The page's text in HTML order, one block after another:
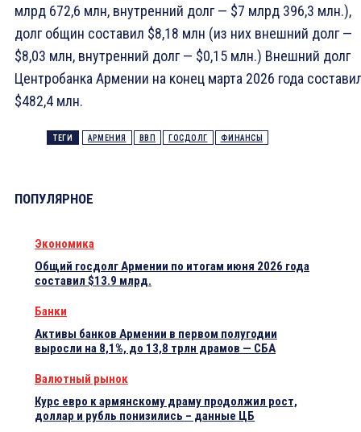
млрд 672,6 млн, внутренний долг — $7 млрд 396,3 млн.),
долг общин составил $8,18 млн (из них внешний долг —
$8,03 млн, внутренний долг — $0,15 млн.) Внешний долг
Центробанка Армении на конец марта 2026 года
$482,4 млн.
ТЕГИ АРМЕНИЯ ВВП ГОСДОЛГ ФИНАНСЫ
ПОПУЛЯРНОЕ
Экономика
Общий госдолг Армении по итогам июня 2026 года
составил $13.9 млрд.
Банки
Активы банков Армении в первом полугодии
выросли на 8,1%, до 13,8 трлн драмов — СБА
Валютный рынок
Курс евро к армянскому драму продолжил рост,
доллар и рубль понизились – данные ЦБ